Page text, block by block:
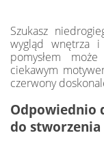
Szukasz
wygląd wnętrza i
pomysłem
ciekawym
czerwony
Odpowiednio
do